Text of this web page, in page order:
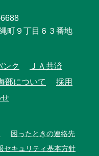
町９丁目６３番地
ンク
ＪＡ共済
部について
採用
困ったときの連絡先
セキュリティ基本方針